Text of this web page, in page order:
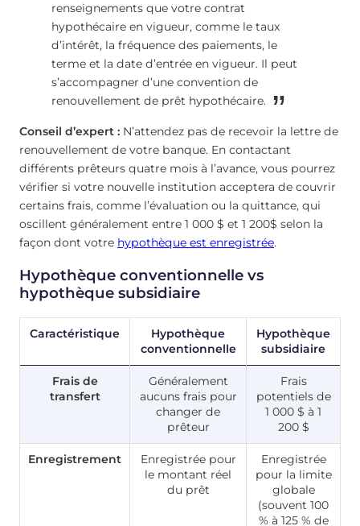
renseignements que votre contrat
hypothécaire en vigueur, comme le taux
d’intérêt, la fréquence des paiements, le
terme et la date d’entrée en vigueur. Il peut
s’accompagner d’une convention de
renouvellement de prêt hypothécaire.
Conseil d’expert : N’attendez pas de recevoir la lettre de
renouvellement de votre banque. En contactant
différents prêteurs quatre mois à l’avance, vous pourrez
vérifier si votre nouvelle institution acceptera de couvrir
certains frais, comme l’évaluation ou la quittance, qui
oscillent généralement entre 1 000 $ et 1 200$ selon la
façon dont votre hypothèque est enregistrée.
Hypothèque conventionnelle vs
hypothèque subsidiaire
Caractéristique
Hypothèque
conventionnelle
Hypothèque
subsidiaire
Frais de
transfert
Généralement
aucuns frais pour
changer de
prêteur
Frais
potentiels de
1 000 $ à 1
200 $
Enregistrement
Enregistrée pour
le montant réel
du prêt
Enregistrée
pour la limite
globale
(souvent 100
% à 125 % de